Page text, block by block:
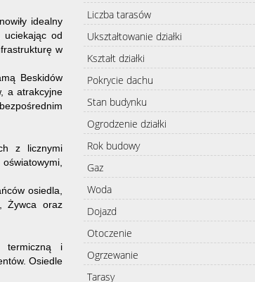
idealny
od
w
Beskidów
a atrakcyjne
z licznymi
osiedla,
Żywca oraz
termiczną i
Osiedle
Liczba tarasów
Ukształtowanie działki
Kształt działki
Pokrycie dachu
Stan budynku
Ogrodzenie działki
Rok budowy
Gaz
Woda
Dojazd
Otoczenie
Ogrzewanie
Tarasy